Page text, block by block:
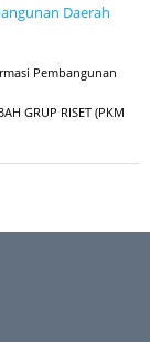
Daerah
Pembangunan
GRUP RISET (PKM